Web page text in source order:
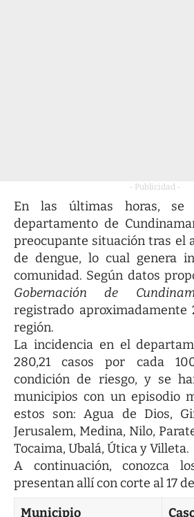
- Publicidad -
En las últimas horas, se
departamento de
preocupante situación tras el
de dengue, lo cual genera
comunidad. Según datos
Gobernación de
registrado aproximadamente
región.
La incidencia en el
280,21 casos por cada
condición de riesgo, y se
municipios con un episodio
estos son: Agua de Dios,
Jerusalem, Medina, Nilo,
Tocaima, Ubalá, Útica y Villeta.
A continuación, conozca
presentan allí con corte al 17
Municipio